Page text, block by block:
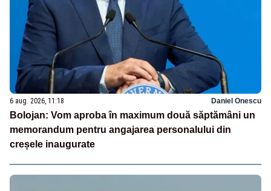
6 aug. 2026, 11:18 Daniel Onescu
Bolojan: Vom aproba în maximum două săptămâni un
memorandum pentru angajarea personalului din
creșele inaugurate